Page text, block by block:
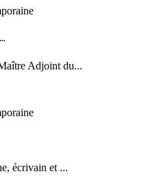
Adjoint du...
écrivain et ...